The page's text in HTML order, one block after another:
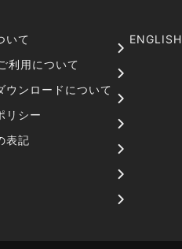
いて
利用について
ウンロードについて
リシー
表記
ENGLISH